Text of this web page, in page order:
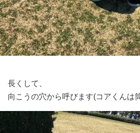
長くして、
向こうの穴から呼びます(コアくんは